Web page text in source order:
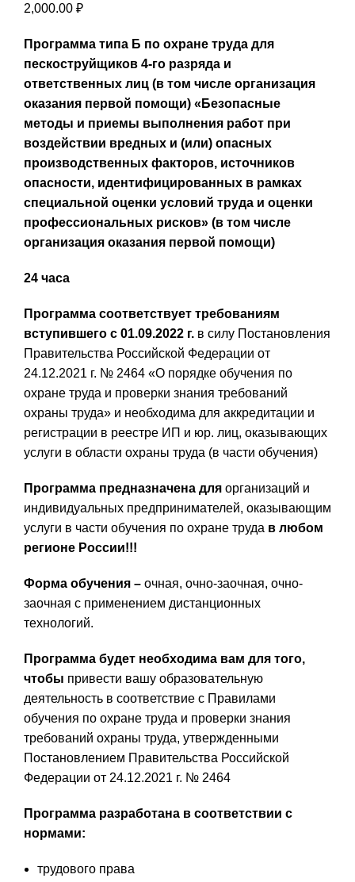
2,000.00 ₽
Программа типа Б по охране труда для
пескоструйщиков 4-го разряда и
ответственных лиц (в том числе организация
оказания первой помощи) «Безопасные
методы и приемы выполнения работ при
воздействии вредных и (или) опасных
производственных факторов, источников
опасности, идентифицированных в рамках
специальной оценки условий труда и оценки
профессиональных рисков» (в том числе
организация оказания первой помощи)
24 часа
Программа соответствует требованиям
вступившего с 01.09.2022 г. в силу Постановления
Правительства Российской Федерации от
24.12.2021 г. № 2464 «О порядке обучения по
охране труда и проверки знания требований
охраны труда» и необходима для аккредитации и
регистрации в реестре ИП и юр. лиц, оказывающих
услуги в области охраны труда (в части обучения)
Программа предназначена для организаций и
индивидуальных предпринимателей, оказывающим
услуги в части обучения по охране труда в любом
регионе России!!!
Форма обучения – очная, очно-заочная, очно-
заочная с применением дистанционных
технологий.
Программа будет необходима вам для того,
чтобы привести вашу образовательную
деятельность в соответствие с Правилами
обучения по охране труда и проверки знания
требований охраны труда, утвержденными
Постановлением Правительства Российской
Федерации от 24.12.2021 г. № 2464
Программа разработана в соответствии с
нормами:
трудового права